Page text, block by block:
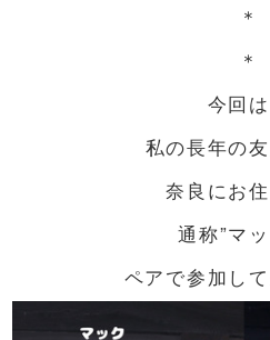
＊
＊
今回は
私の長年の
奈良にお
通称”マ
ペアで参加し